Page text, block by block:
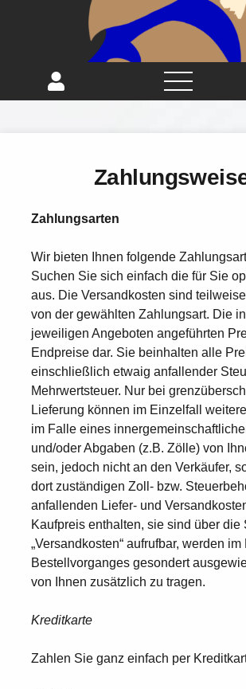
open
menu
Zahlungsarten
Wir bieten Ihnen folgende
Suchen Sie sich einfach die für Sie
aus. Die Versandkosten sind
von der gewählten Zahlungsart. Die
jeweiligen Angeboten angeführten
Endpreise dar. Sie beinhalten alle
einschließlich etwaig anfallender
Mehrwertsteuer. Nur bei
Lieferung können im Einzelfall
im Falle eines
und/oder Abgaben (z.B. Zölle) von
sein, jedoch nicht an den Verkäufer,
dort zuständigen Zoll- bzw.
anfallenden Liefer- und
Kaufpreis enthalten, sie sind über die
„Versandkosten“ aufrufbar, werden
Bestellvorganges gesondert
von Ihnen zusätzlich zu tragen.
Kreditkarte
Zahlen Sie ganz einfach per